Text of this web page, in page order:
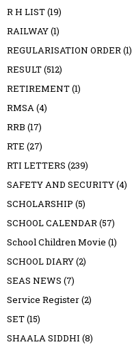
R H LIST(19)
RAILWAY(1)
REGULARISATION ORDER(1)
RESULT(512)
RETIREMENT(1)
RMSA(4)
RRB (17)
RTE (27)
RTI LETTERS (239)
SAFETY AND SECURITY(4)
SCHOLARSHIP (5)
SCHOOL CALENDAR(57)
School Children Movie (1)
SCHOOL DIARY(2)
SEAS NEWS (7)
Service Register(2)
SET(15)
SHAALA SIDDHI (8)